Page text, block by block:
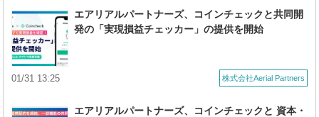
エアリアルパートナーズ、コインチェックと共同開
発の「実現損益チェッカー」の提供を開始
株式会社Aerial Partners
01/31 13:25
エアリアルパートナーズ、コインチェックと 資本・